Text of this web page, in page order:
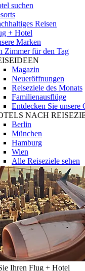
suchen
Reisen
+ Hotel
Marken
Zimmer für den Tag
Magazin
Neueröffnungen
Reiseziele des Monats
Familienausflüge
Entdecken Sie unsere
NACH
Berlin
München
Hamburg
Wien
Alle Reiseziele sehen
Ihren Flug + Hotel